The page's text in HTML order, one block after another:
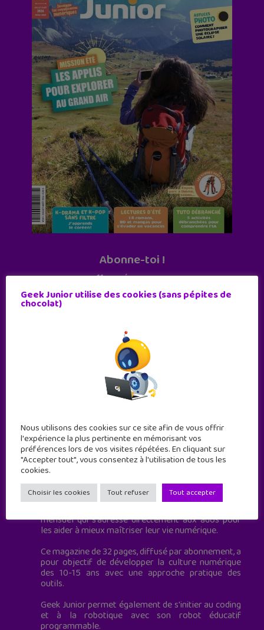
Abonne-toi !
11 numéros par an
Geek Junior est le premier site de culture numérique
à destination des adolescents.
mensuel qui s’adresse directement aux ados pour
les aider à mieux maîtriser leur vie numérique.
Ce magazine de 32 pages, diffusé par abonnement, a
pour objectif de développer la culture numérique
des 10-15 ans avec une approche pratique des
outils.
Geek Junior permet également de s'initier au coding
et à la robotique avec son robot éducatif
programmable.
Geek Junior utilise des cookies (sans pépites de
chocolat)
Nous utilisons des cookies sur ce site afin de vous offrir
l'expérience la plus pertinente en mémorisant vos
préférences lors de vos visites répétées. En cliquant sur
"Accepter tout", vous consentez à l'utilisation de tous les
cookies.
Choisir les cookies Tout refuser Tout accepter